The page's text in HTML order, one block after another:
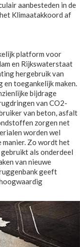
aanbesteden in de
Klimaatakkoord af
platform voor
en Rijkswaterstaat
hergebruik van
toegankelijk maken.
bijdrage
van CO2-
van beton, asfalt
zorgen net
worden wel
manier. Zo wordt het
als onderdeel
van nieuwe
geeft